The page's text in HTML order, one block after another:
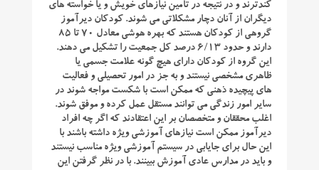
کندترند و در نتیجه در تأمین نیازهای خویش و یا خواسته های
دیگران از آنان دچار مشکلاتی می شوند. کودکان دیرآموز
گروهی از کودکان هستند که بهره هوشی معادل 70 تا 85
دارند و حدود 6/13 درصد کل جمعیت را تشکیل می دهند.
این گروه از کودکان دارای هیچ گونه علامت جسمی یا
ظاهری مشخصی نیستند و به جز در امور تحصیلی و فعالیت
های پیچیده ذهنی که ممکن است با شکست مواجه شوند در
سایر امور زندگی می توانند مستقل عمل کرده و موفق شوند.
اغلب محققان و متخصصان بر این اعتقادند که اگر چه افراد
دیرآموز ممکن است نیازهای آموزشی ویژه داشته باشند با
این حال برای جایابی در سیستم آموزشی ویژه مناسب نیستند
و باید در مدارس عادی آموزش ببینند. با در نظر گرفتن این